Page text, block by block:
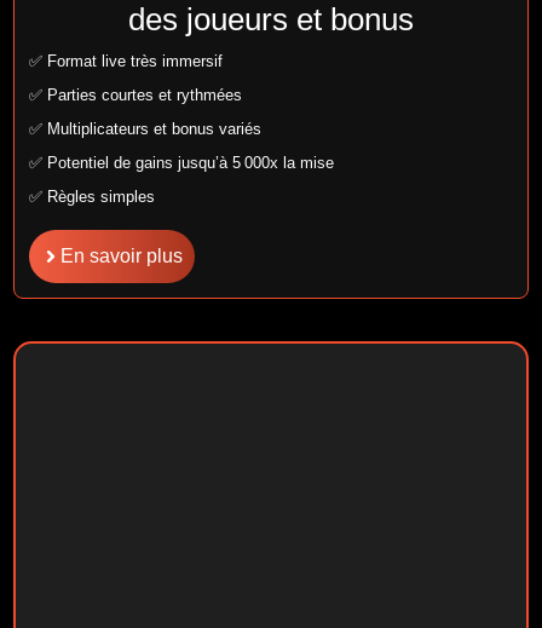
des joueurs et bonus
✅ Format live très immersif
✅ Parties courtes et rythmées
✅ Multiplicateurs et bonus variés
✅ Potentiel de gains jusqu’à 5 000x la mise
✅ Règles simples
En savoir plus